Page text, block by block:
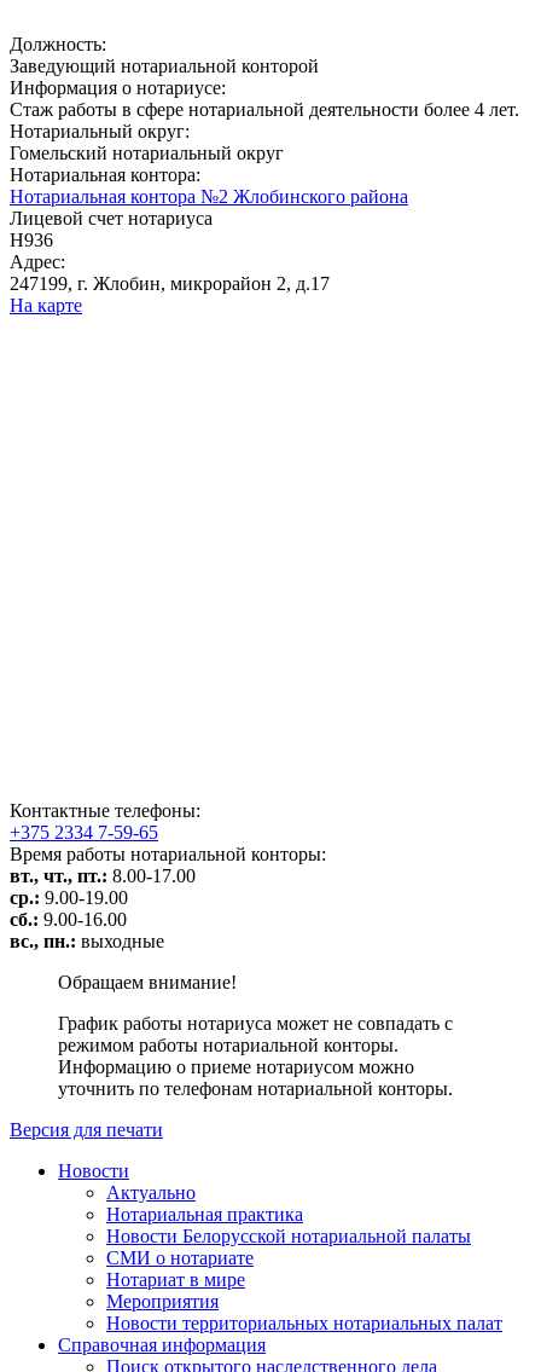
Должность:
Заведующий нотариальной конторой
Информация о нотариусе:
Стаж работы в сфере нотариальной деятельности более 4 лет.
Нотариальный округ:
Гомельский нотариальный округ
Нотариальная контора:
Нотариальная контора №2 Жлобинского района
Лицевой счет нотариуса
Н936
Адрес:
247199, г. Жлобин, микрорайон 2, д.17
На карте
Контактные телефоны:
+375 2334 7-59-65
Время работы нотариальной конторы:
вт., чт., пт.: 8.00-17.00
ср.: 9.00-19.00
сб.: 9.00-16.00
вс., пн.: выходные
Обращаем внимание!
График работы нотариуса может не совпадать с
режимом работы нотариальной конторы.
Информацию о приеме нотариусом можно
уточнить по телефонам нотариальной конторы.
Версия для печати
Новости
Актуально
Нотариальная практика
Новости Белорусской нотариальной палаты
СМИ о нотариате
Нотариат в мире
Мероприятия
Новости территориальных нотариальных палат
Справочная информация
Поиск открытого наследственного дела